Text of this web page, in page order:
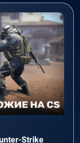
Strike